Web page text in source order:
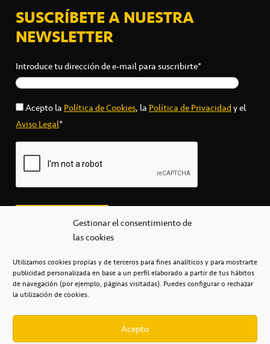
Gestionar el consentimiento de
las cookies
Utilizamos cookies propias y de terceros para fines analíticos y para mostrarte
publicidad personalizada en base a un perfil elaborado a partir de tus hábitos
de navegación (por ejemplo, páginas visitadas). Puedes configurar o rechazar
la utilización de cookies.
Acepto
SUSCRÍBETE A NUESTRA
NEWSLETTER
Introduce tu dirección de e-mail para suscribirte*
Acepto laPolítica de Cookies, laPolítica de Privacidady el
Aviso Legal*
secretaria@cbcanarias.es
+34 922 253 684
Casa del Deporte / 38108 – La Laguna